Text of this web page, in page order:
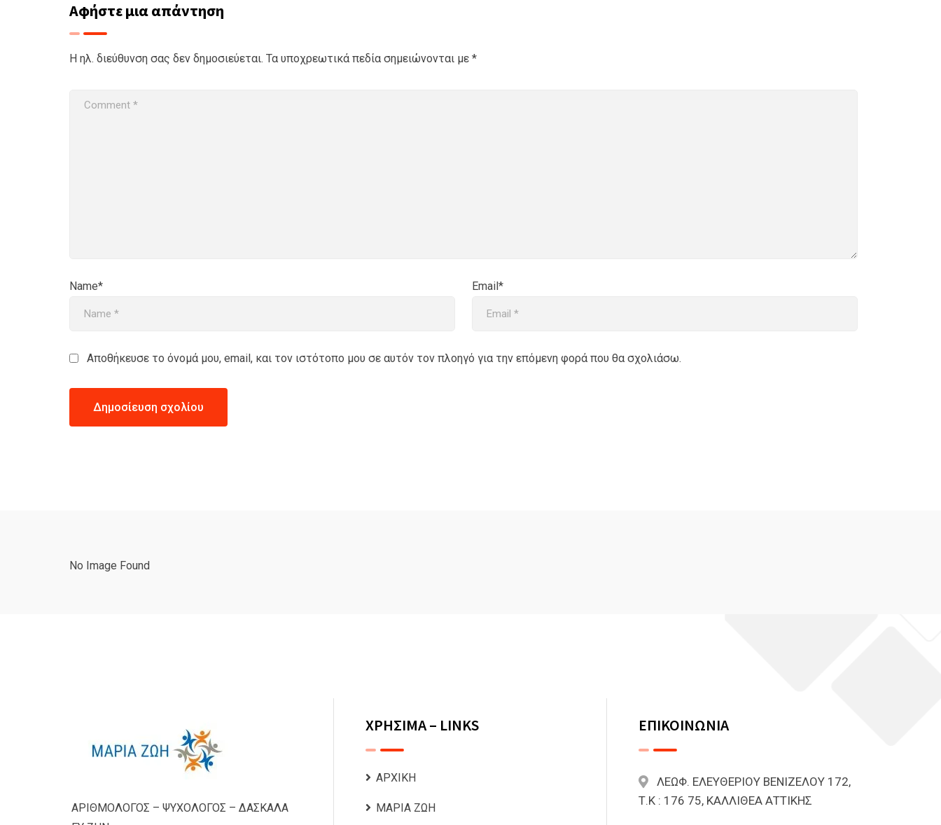
Αφήστε μια απάντηση
Η ηλ. διεύθυνση σας δεν δημοσιεύεται. Τα υποχρεωτικά πεδία σημειώνονται με *
Name* Email*
Αποθήκευσε το όνομά μου, email, και τον ιστότοπο μου σε αυτόν τον πλοηγό για την επόμενη φορά που θα σχολιάσω.
No Image Found
ΑΡΙΘΜΟΛΟΓΟΣ – ΨΥΧΟΛΟΓΟΣ – ΔΑΣΚΑΛΑ
ΧΡΗΣΙΜΑ – LINKS
ΑΡΧΙΚΗ
ΜΑΡΙΑ ΖΩΗ
ΕΠΙΚΟΙΝΩΝΙΑ
ΛΕΩΦ. ΕΛΕΥΘΕΡΙΟΥ ΒΕΝΙΖΕΛΟΥ 172,
Τ.Κ : 176 75, ΚΑΛΛΙΘΕΑ ΑΤΤΙΚΗΣ